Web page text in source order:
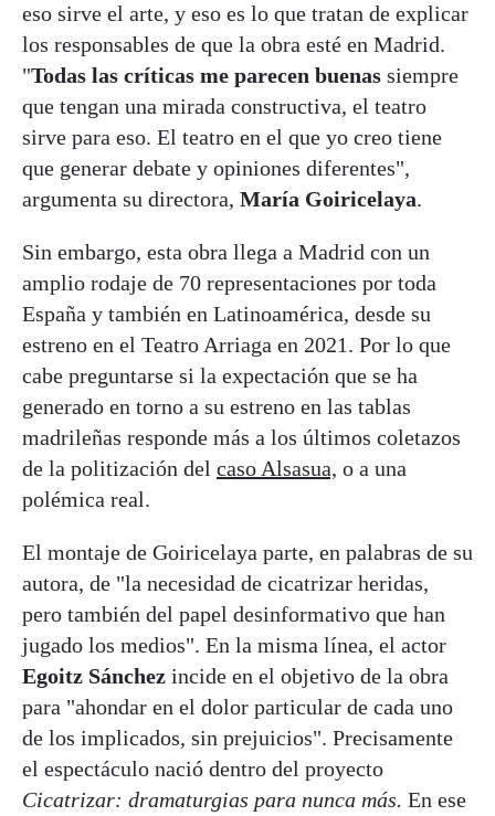
eso sirve el arte, y eso es lo que tratan de explicar
los responsables de que la obra esté en Madrid.
"Todas las críticas me parecen buenas siempre
que tengan una mirada constructiva, el teatro
sirve para eso. El teatro en el que yo creo tiene
que generar debate y opiniones diferentes",
argumenta su directora, María Goiricelaya.
Sin embargo, esta obra llega a Madrid con un
amplio rodaje de 70 representaciones por toda
España y también en Latinoamérica, desde su
estreno en el Teatro Arriaga en 2021. Por lo que
cabe preguntarse si la expectación que se ha
generado en torno a su estreno en las tablas
madrileñas responde más a los últimos coletazos
de la politización del caso Alsasua, o a una
polémica real.
El montaje de Goiricelaya parte, en palabras de su
autora, de "la necesidad de cicatrizar heridas,
pero también del papel desinformativo que han
jugado los medios". En la misma línea, el actor
Egoitz Sánchez incide en el objetivo de la obra
para "ahondar en el dolor particular de cada uno
de los implicados, sin prejuicios". Precisamente
el espectáculo nació dentro del proyecto
Cicatrizar: dramaturgias para nunca más. En ese